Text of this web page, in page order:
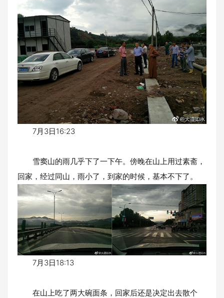
7月3日16:23
雪窦山的雨几乎下了一下午。傍晚在山上用过素斋，
回家，经过同山，雨小了，到家的时候，基本不下了。​
7月3日18:13
在山上吃了两大碗面条，回家后还是决定出去散个